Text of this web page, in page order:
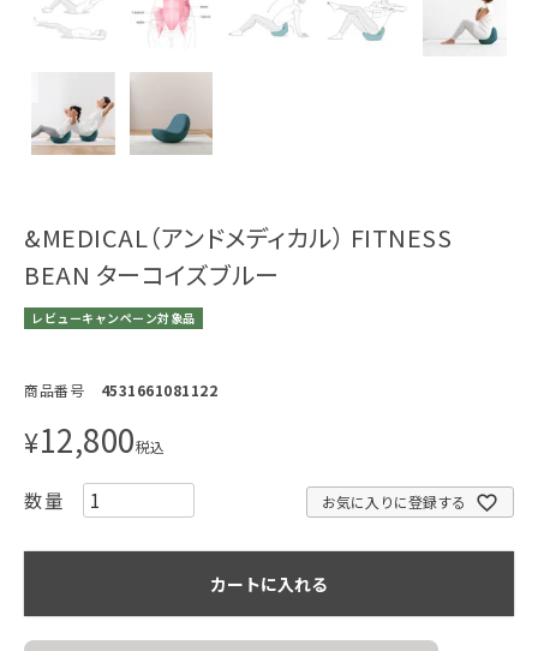
&MEDICAL（アンドメディカル） FITNESS
BEAN ターコイズブルー
レビューキャンペーン対象品
商品番号 4531661081122
¥12,800税込
お気に入りに登録する
カートに入れる